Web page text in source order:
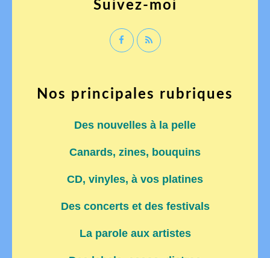
Suivez-moi
Nos principales rubriques
Des nouvelles à la pelle
Canards, zines, bouquins
CD, vinyles, à vos platines
Des concerts et des festivals
La parole aux artistes